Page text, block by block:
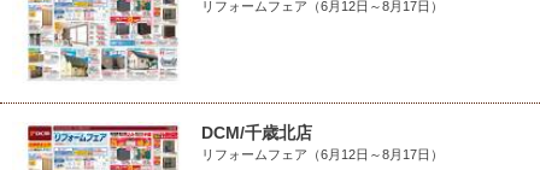
リフォームフェア（6月12日～8月17日）
DCM/千歳北店
リフォームフェア（6月12日～8月17日）